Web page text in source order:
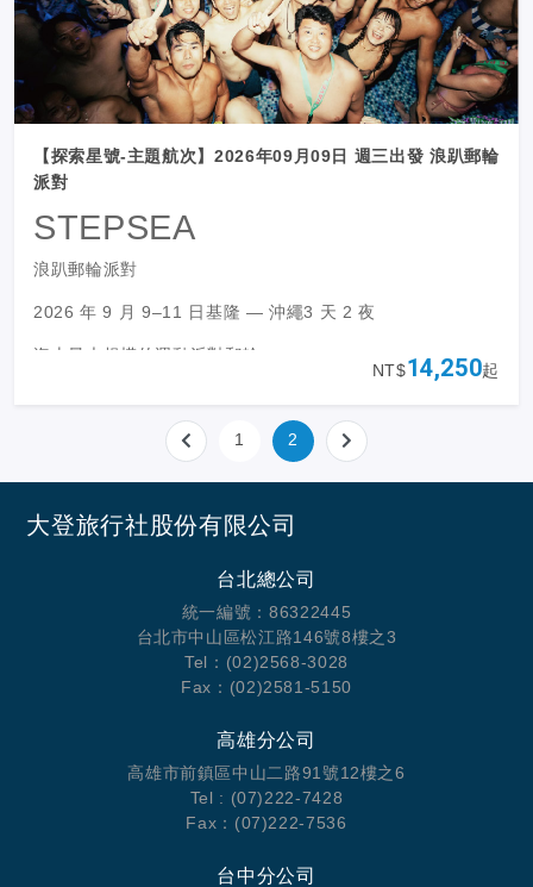
【探索星號-主題航次】2026年09月09日 週三出發 浪趴郵輪
派對
STEPSEA
浪趴郵輪派對
2026 年 9 月 9–11 日基隆 — 沖繩3 天 2 夜
海上最大規模的運動派對郵輪 ——
NT$14,250起
1 2
大登旅行社股份有限公司
台北總公司
統一編號：86322445
台北市中山區松江路146號8樓之3
Tel：(02)2568-3028
Fax：(02)2581-5150
高雄分公司
高雄市前鎮區中山二路91號12樓之6
Tel : (07)222-7428
Fax：(07)222-7536
台中分公司